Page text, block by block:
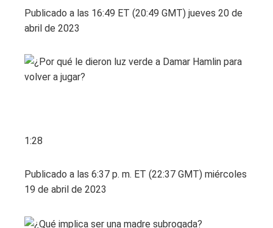
Publicado a las 16:49 ET (20:49 GMT) jueves 20 de
abril de 2023
1:28
Publicado a las 6:37 p. m. ET (22:37 GMT) miércoles
19 de abril de 2023